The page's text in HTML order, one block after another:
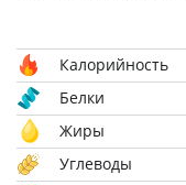
Калорийность
Белки
Жиры
Углеводы